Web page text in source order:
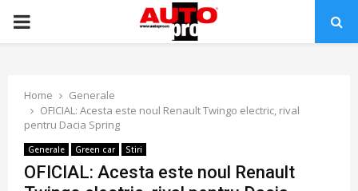
PRIMARY
Home
Generale
OFICIAL: Acesta este noul Renault Twingo electric, rival
pentru Dacia Spring
Generale Green car Stiri
OFICIAL: Acesta este noul Renault